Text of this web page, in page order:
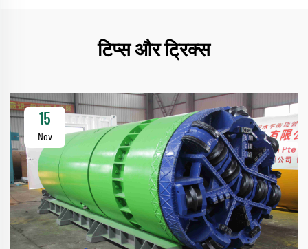
टिप्स और ट्रिक्स
15
Nov